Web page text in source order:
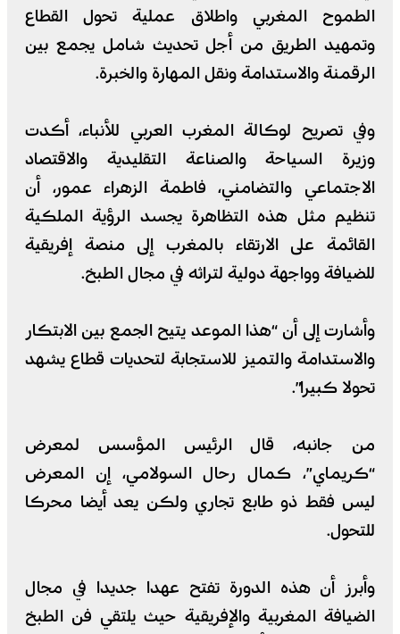
الطموح المغربي واطلاق عملية تحول القطاع
وتمهيد الطريق من أجل تحديث شامل يجمع بين
الرقمنة والاستدامة ونقل المهارة والخبرة.
وفي تصريح لوكالة المغرب العربي للأنباء، أكدت
وزيرة السياحة والصناعة التقليدية والاقتصاد
الاجتماعي والتضامني، فاطمة الزهراء عمور، أن
تنظيم مثل هذه التظاهرة يجسد الرؤية الملكية
القائمة على الارتقاء بالمغرب إلى منصة إفريقية
للضيافة وواجهة دولية لتراثه في مجال الطبخ.
وأشارت إلى أن “هذا الموعد يتيح الجمع بين الابتكار
والاستدامة والتميز للاستجابة لتحديات قطاع يشهد
تحولا كبيرا”.
من جانبه، قال الرئيس المؤسس لمعرض
“كريماي”، كمال رحال السولامي، إن المعرض
ليس فقط ذو طابع تجاري ولكن يعد أيضا محركا
للتحول.
وأبرز أن هذه الدورة تفتح عهدا جديدا في مجال
الضيافة المغربية والإفريقية حيث يلتقي فن الطبخ